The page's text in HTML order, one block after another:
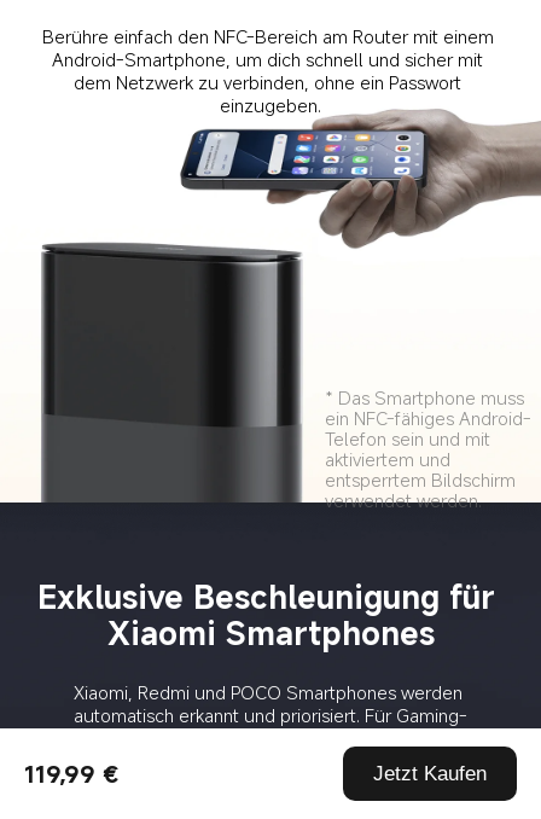
119,99 € Jetzt Kaufen
Berühre einfach den NFC-Bereich am Router mit einem
Android-Smartphone, um dich schnell und sicher mit
dem Netzwerk zu verbinden, ohne ein Passwort
einzugeben.
* Das Smartphone muss
ein NFC-fähiges Android-
Telefon sein und mit
aktiviertem und
entsperrtem Bildschirm
verwendet werden.
Exklusive Beschleunigung für
Xiaomi Smartphones
Xiaomi, Redmi und POCO Smartphones werden
automatisch erkannt und priorisiert. Für Gaming-
aktiviert, Verzögerungen und Latenzen effektiv reduziert.